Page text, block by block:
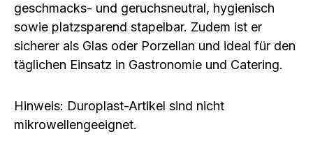
geschmacks- und geruchsneutral, hygienisch
sowie platzsparend stapelbar. Zudem ist er
sicherer als Glas oder Porzellan und ideal für den
täglichen Einsatz in Gastronomie und Catering.
Hinweis: Duroplast-Artikel sind nicht
mikrowellengeeignet.